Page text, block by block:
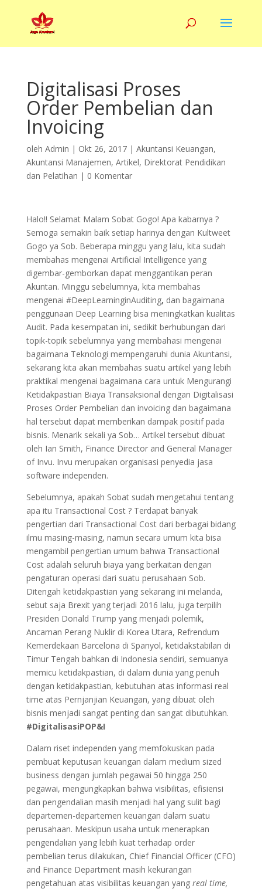
Digitalisasi Proses
Order Pembelian dan
Invoicing
oleh Admin | Okt 26, 2017| Akuntansi Keuangan,
Akuntansi Manajemen, Artikel, Direktorat Pendidikan
dan Pelatihan | 0 Komentar
Halo!! Selamat Malam Sobat Gogo! Apa kabarnya ?
Semoga semakin baik setiap harinya dengan Kultweet
Gogo ya Sob. Beberapa minggu yang lalu, kita sudah
membahas mengenai Artificial Intelligence yang
digembar-gemborkan dapat menggantikan peran
Akuntan. Minggu sebelumnya, kita membahas
mengenai #DeepLearninginAuditing, dan bagaimana
penggunaan Deep Learning bisa meningkatkan kualitas
Audit. Pada kesempatan ini, sedikit berhubungan dari
topik-topik sebelumnya yang membahasi mengenai
bagaimana Teknologi mempengaruhi dunia Akuntansi,
sekarang kita akan membahas suatu artikel yang lebih
praktikal mengenai bagaimana cara untuk Mengurangi
Ketidakpastian Biaya Transaksional dengan Digitalisasi
Proses Order Pembelian dan invoicing dan bagaimana
hal tersebut dapat memberikan dampak positif pada
bisnis. Menarik sekali ya Sob… Artikel tersebut dibuat
oleh Ian Smith, Finance Director and General Manager
of Invu. Invu merupakan organisasi penyedia jasa
software independen.
Sebelumnya, apakah Sobat sudah mengetahui tentang
apa itu Transactional Cost ? Terdapat banyak
pengertian dari Transactional Cost dari berbagai bidang
ilmu masing-masing, namun secara umum kita bisa
mengambil pengertian umum bahwa Transactional
Cost adalah seluruh biaya yang berkaitan dengan
pengaturan operasi dari suatu perusahaan Sob.
Ditengah ketidakpastian yang sekarang ini melanda,
sebut saja Brexit yang terjadi 2016 lalu, juga terpilih
Presiden Donald Trump yang menjadi polemik,
Ancaman Perang Nuklir di Korea Utara, Refrendum
Kemerdekaan Barcelona di Spanyol, ketidakstabilan di
Timur Tengah bahkan di Indonesia sendiri, semuanya
memicu ketidakpastian, di dalam dunia yang penuh
dengan ketidakpastian, kebutuhan atas informasi real
time atas Pernjanjian Keuangan, yang dibuat oleh
bisnis menjadi sangat penting dan sangat dibutuhkan.
#DigitalisasiPOP&I
Dalam riset independen yang memfokuskan pada
pembuat keputusan keuangan dalam medium sized
business dengan jumlah pegawai 50 hingga 250
pegawai, mengungkapkan bahwa visibilitas, efisiensi
dan pengendalian masih menjadi hal yang sulit bagi
departemen-departemen keuangan dalam suatu
perusahaan. Meskipun usaha untuk menerapkan
pengendalian yang lebih kuat terhadap order
pembelian terus dilakukan, Chief Financial Officer (CFO)
and Finance Department masih kekurangan
pengetahuan atas visibilitas keuangan yang real time,